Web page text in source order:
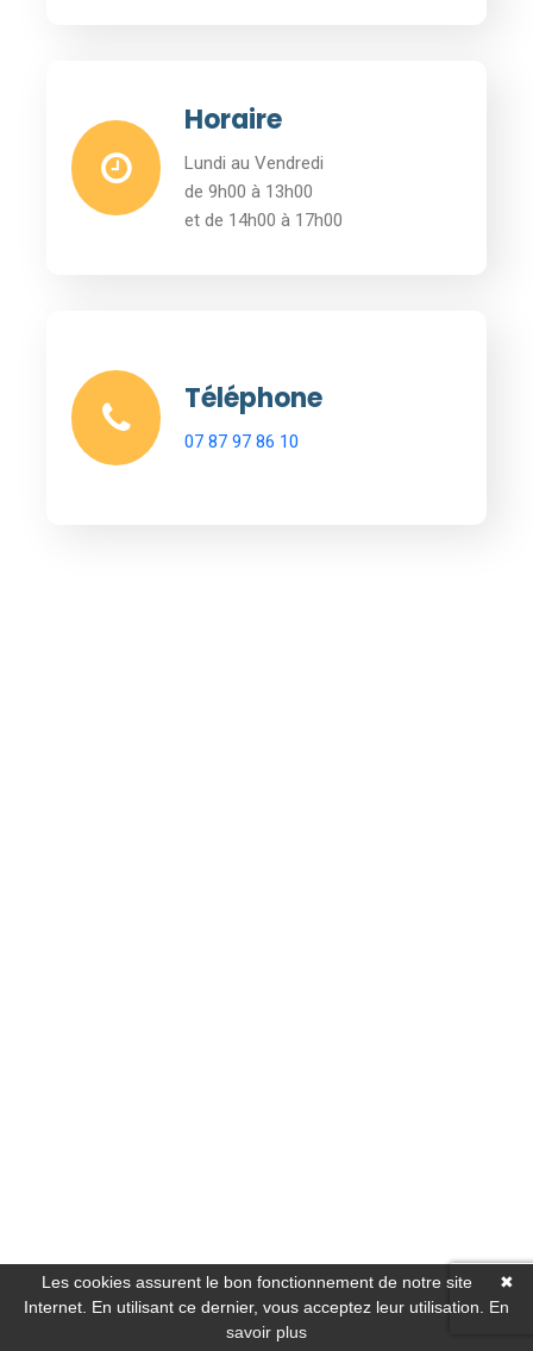
Horaire
Lundi au Vendredi
de 9h00 à 13h00
et de 14h00 à 17h00
Téléphone
07 87 97 86 10
✖
Les cookies assurent le bon fonctionnement de notre site
Internet. En utilisant ce dernier, vous acceptez leur utilisation. En
savoir plus